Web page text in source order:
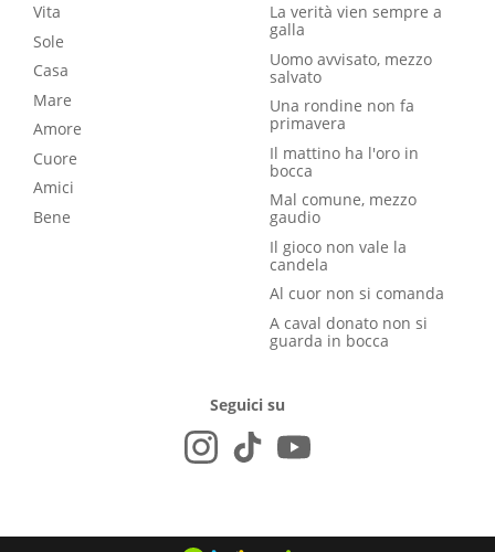
Vita
Sole
Casa
Mare
Amore
Cuore
Amici
Bene
La verità vien sempre a
galla
Uomo avvisato, mezzo
salvato
Una rondine non fa
primavera
Il mattino ha l'oro in
bocca
Mal comune, mezzo
gaudio
Il gioco non vale la
candela
Al cuor non si comanda
A caval donato non si
guarda in bocca
Seguici su